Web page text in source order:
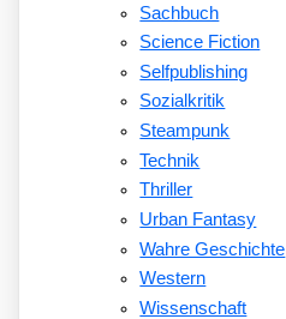
Sachbuch
Science Fiction
Selfpublishing
Sozialkritik
Steampunk
Technik
Thriller
Urban Fantasy
Wahre Geschichte
Western
Wissenschaft